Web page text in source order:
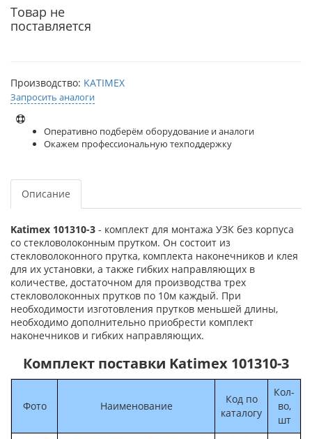
Товар не
поставляется
Производство: KATIMEX
Запросить аналоги
Оперативно подберём оборудование и аналоги
Окажем профессиональную техподдержку
Описание
Katimex 101310-3 - комплект для монтажа УЗК без корпуса
со стекловолоконным прутком. Он состоит из
стекловолоконного прутка, комплекта наконечников и клея
для их установки, а также гибких направляющих в
количестве, достаточном для производства трех
стекловолоконных прутков по 10м каждый. При
необходимости изготовления прутков меньшей длины,
необходимо дополнительно приобрести комплект
наконечников и гибких направляющих.
Комплект поставки Katimex 101310-3
Фото Наименование
Код по
каталогу
Кол-
во,
шт